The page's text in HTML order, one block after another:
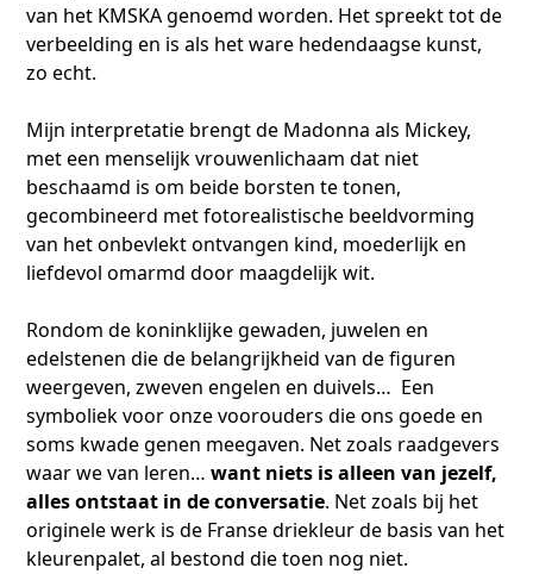
van het KMSKA genoemd worden. Het spreekt tot de
verbeelding en is als het ware hedendaagse kunst,
zo echt.
Mijn interpretatie brengt de Madonna als Mickey,
met een menselijk vrouwenlichaam dat niet
beschaamd is om beide borsten te tonen,
gecombineerd met fotorealistische beeldvorming
van het onbevlekt ontvangen kind, moederlijk en
liefdevol omarmd door maagdelijk wit.
Rondom de koninklijke gewaden, juwelen en
edelstenen die de belangrijkheid van de figuren
weergeven, zweven engelen en duivels… Een
symboliek voor onze voorouders die ons goede en
soms kwade genen meegaven. Net zoals raadgevers
waar we van leren…want niets is alleen van jezelf,
alles ontstaat in de conversatie. Net zoals bij het
originele werk is de Franse driekleur de basis van het
kleurenpalet, al bestond die toen nog niet.